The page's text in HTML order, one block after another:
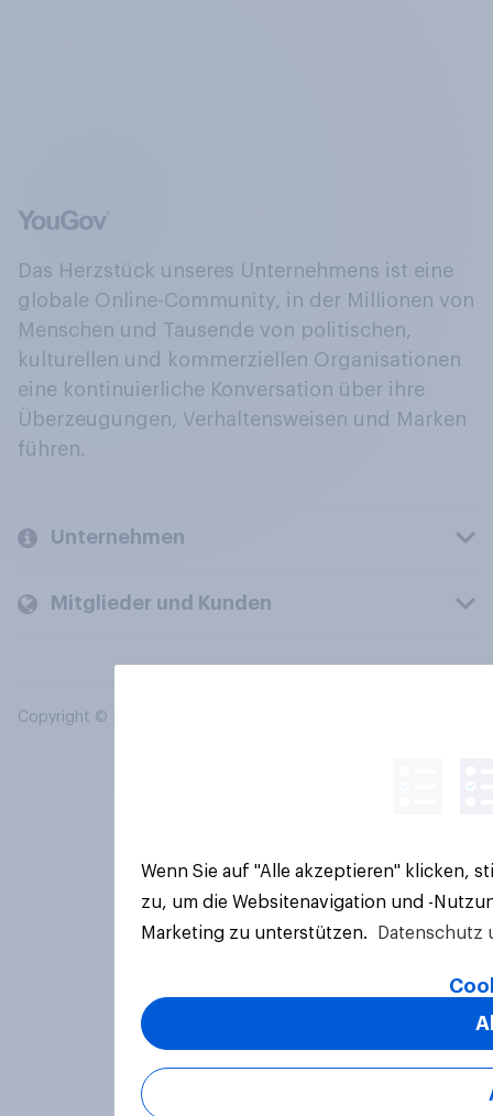
Das Herzstück unseres Unternehmens ist eine
globale Online-Community, in der Millionen von
Menschen und Tausende von politischen,
kulturellen und kommerziellen Organisationen
eine kontinuierliche Konversation über ihre
Überzeugungen, Verhaltensweisen und Marken
führen.
Unternehmen
Mitglieder und Kunden
Copyright © 2026 YouGov PLC. Alle Rechte vorbehalten.
Wenn Sie auf "Alle akzeptieren" klicken,
zu, um die Websitenavigation und -
Marketing zu unterstützen.
Datenschutz